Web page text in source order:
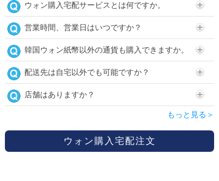
ウォン購入宅配サービスとは何ですか。
営業時間、営業日はいつですか？
韓国ウォン紙幣以外の通貨も購入できますか。
配送先は自宅以外でも可能ですか？
店舗はありますか？
もっと見る＞
ウォン購入宅配注文